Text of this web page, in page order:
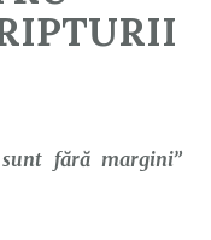
fără margini”